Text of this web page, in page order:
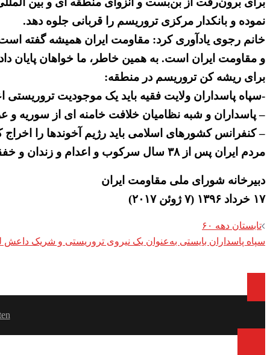
نموده و بانکدار مرکزی تروریسم را قربانی جلوه دهد.
خانم رجوی یادآوری کرد: مقاومت ایران همیشه گفته
و مقاومت ایران است. به همین خاطر، ما خواهان پایان
برای ریشه کن تروریسم در منطقه:
-سپاه پاسداران ولایت فقیه باید یک موجودیت تروریستی
– پاسداران و شبه نظامیان خلافت خامنه ای از سوریه و
– کنفرانس کشورهای اسلامی باید رژیم آخوندها را
مردم ایران پس از ۳۸ سال سرکوب و اعدام و زندان و خفقان به چیزی کمتر از آزادی، دمکراسی و حاکمیت جمهور مردم رضایت نمی‌دهند.
دبیرخانه شورای ملی مقاومت ایران
۱۷ خرداد ۱۳۹۶ (۷ ژوئن ۲۰۱۷)
Post
تابستان دهه ۶۰
سپاه پاسداران بایستی به‌عنوان یک نیروی تروریستی و شریک